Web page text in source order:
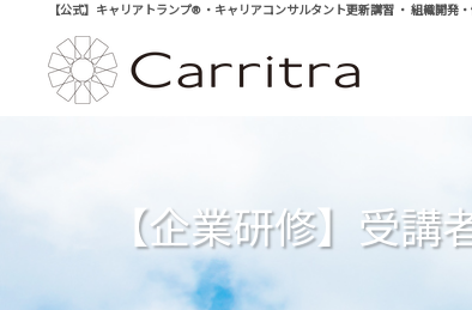
【公式】キャリアトランプ® ・キャリアコンサルタント更新講習 ・ 組織開発
【企業研修】受